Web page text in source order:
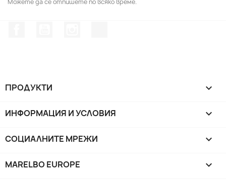
Можете да се отпишете по всяко време.
ПРОДУКТИ 
ИНФОРМАЦИЯ И УСЛОВИЯ 
СОЦИАЛНИТЕ МРЕЖИ 
MARELBO EUROPE 